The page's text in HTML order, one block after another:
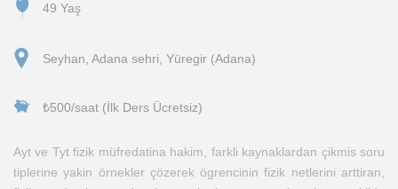
49 Yaş
Seyhan, Adana sehri, Yüregir (Adana)
₺500/saat (İlk Ders Ücretsiz)
Ayt ve Tyt fizik müfredatina hakim, farkli kaynaklardan çikmis soru
tiplerine yakin örnekler çözerek ögrencinin fizik netlerini arttiran,